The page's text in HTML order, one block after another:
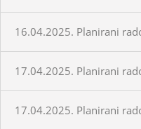
16.04.2025. Planirani
17.04.2025. Planirani
17.04.2025. Planirani